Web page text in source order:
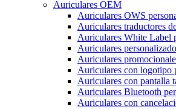
Auriculares OEM
Auriculares OWS
Auriculares traductores
Auriculares White Label
Auriculares
Auriculares
Auriculares con logotipo
Auriculares con pantalla
Auriculares Bluetooth
Auriculares con